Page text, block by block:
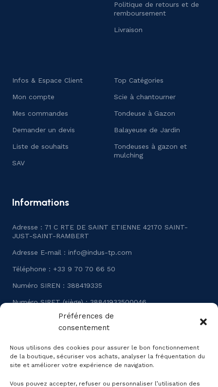
Préférences de
consentement
Nous utilisons des cookies pour assurer le bon fonctionnement
de la boutique, sécuriser vos achats, analyser la fréquentation du
site et améliorer votre expérience de navigation.
Vous pouvez accepter, refuser ou personnaliser l’utilisation des
Politique de retours et de
remboursement
Livraison
Infos & Espace Client
Mon compte
Mes commandes
Demander un devis
Liste de souhaits
SAV
Top Catégories
Scie à chantourner
Tondeuse à Gazon
Balayeuse de Jardin
Tondeuses à gazon et
mulching
Informations
Adresse : 71 C RTE DE SAINT ETIENNE 42170 SAINT-
JUST-SAINT-RAMBERT
Adresse E-mail : info@indus-tp.com
Téléphone : +33 9 70 70 66 50
Numéro SIREN : 388419335
Numéro SIRET (siège) : 38841933500046
Numéro TVA Intracommunautaire : FR24388419335